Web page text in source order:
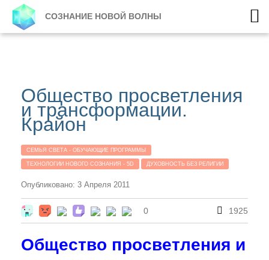
СОЗНАНИЕ НОВОЙ ВОЛНЫ
Общество просветления
и трансформации.
Крайон
СЕМЬЯ СВЕТА - ОБУЧАЮЩИЕ ПРОГРАММЫ
ТЕХНОЛОГИИ НОВОГО СОЗНАНИЯ - 5D ДУХОВНОСТЬ БЕЗ РЕЛИГИИ
Опубликовано: 3 Апреля 2011
0 1925
Общество просветления и